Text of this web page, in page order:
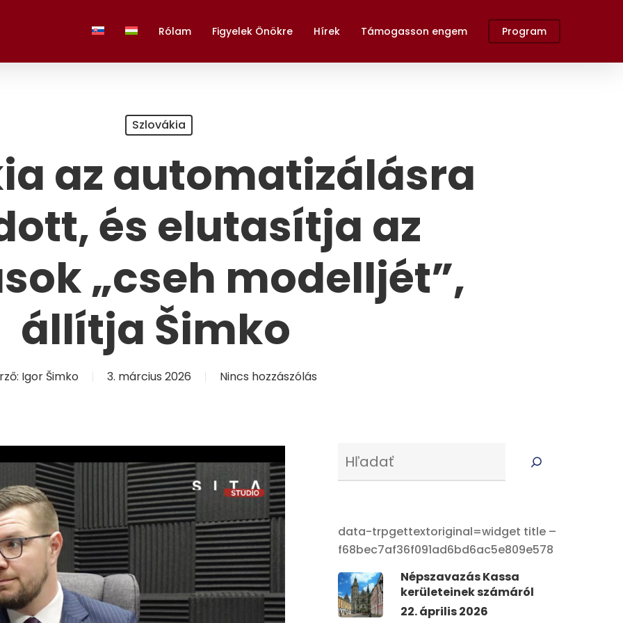
Rólam Figyelek Önökre Hírek Támogasson engem Program
Szlovákia
az automatizálásra
és elutasítja az
„cseh modelljét”,
állítja Šimko
Igor Šimko 3. március 2026 Nincs hozzászólás
data-trpgettextoriginal=widget title –
f68bec7af36f091ad6bd6ac5e809e578
Népszavazás Kassa
kerületeinek számáról
22. április 2026